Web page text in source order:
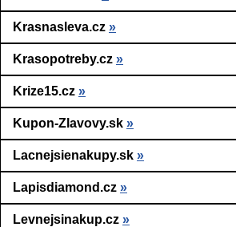
Krasnasleva.cz »
Krasopotreby.cz »
Krize15.cz »
Kupon-Zlavovy.sk »
Lacnejsienakupy.sk »
Lapisdiamond.cz »
Levnejsinakup.cz »